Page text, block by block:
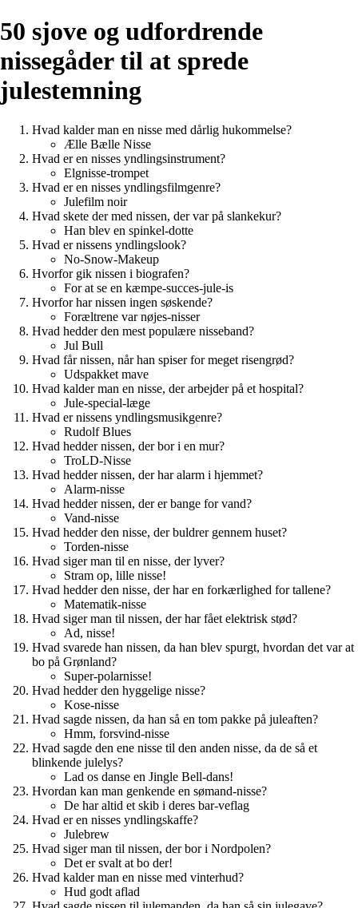
50 sjove og udfordrende
nissegåder til at sprede
julestemning
Hvad kalder man en nisse med dårlig hukommelse?
Ælle Bælle Nisse
Hvad er en nisses yndlingsinstrument?
Elgnisse-trompet
Hvad er en nisses yndlingsfilmgenre?
Julefilm noir
Hvad skete der med nissen, der var på slankekur?
Han blev en spinkel-dotte
Hvad er nissens yndlingslook?
No-Snow-Makeup
Hvorfor gik nissen i biografen?
For at se en kæmpe-succes-jule-is
Hvorfor har nissen ingen søskende?
Foræltrene var nøjes-nisser
Hvad hedder den mest populære nisseband?
Jul Bull
Hvad får nissen, når han spiser for meget risengrød?
Udspakket mave
Hvad kalder man en nisse, der arbejder på et hospital?
Jule-special-læge
Hvad er nissens yndlingsmusikgenre?
Rudolf Blues
Hvad hedder nissen, der bor i en mur?
TroLD-Nisse
Hvad hedder nissen, der har alarm i hjemmet?
Alarm-nisse
Hvad hedder nissen, der er bange for vand?
Vand-nisse
Hvad hedder den nisse, der buldrer gennem huset?
Torden-nisse
Hvad siger man til en nisse, der lyver?
Stram op, lille nisse!
Hvad hedder den nisse, der har en forkærlighed for tallene?
Matematik-nisse
Hvad siger man til nissen, der har fået elektrisk stød?
Ad, nisse!
Hvad svarede han nissen, da han blev spurgt, hvordan det var at
bo på Grønland?
Super-polarnisse!
Hvad hedder den hyggelige nisse?
Kose-nisse
Hvad sagde nissen, da han så en tom pakke på juleaften?
Hmm, forsvind-nisse
Hvad sagde den ene nisse til den anden nisse, da de så et
blinkende julelys?
Lad os danse en Jingle Bell-dans!
Hvordan kan man genkende en sømand-nisse?
De har altid et skib i deres bar-veflag
Hvad er en nisses yndlingskaffe?
Julebrew
Hvad siger man til nissen, der bor i Nordpolen?
Det er svalt at bo der!
Hvad kalder man en nisse med vinterhud?
Hud godt aflad